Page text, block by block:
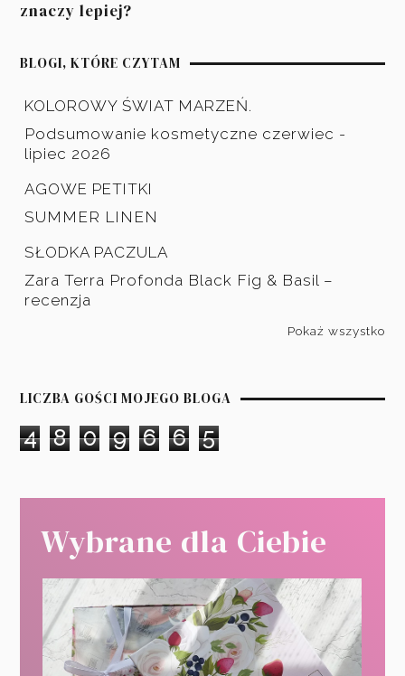
znaczy lepiej?
BLOGI, KTÓRE CZYTAM
KOLOROWY ŚWIAT MARZEŃ.
Podsumowanie kosmetyczne czerwiec -
lipiec 2026
AGOWE PETITKI
SUMMER LINEN
SŁODKA PACZULA
Zara Terra Profonda Black Fig & Basil –
recenzja
Pokaż wszystko
LICZBA GOŚCI MOJEGO BLOGA
4 8 0 9 6 6 5
Wybrane dla Ciebie